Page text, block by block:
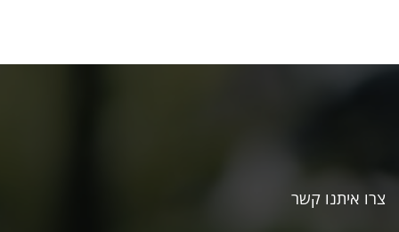
צרו איתנו קשר